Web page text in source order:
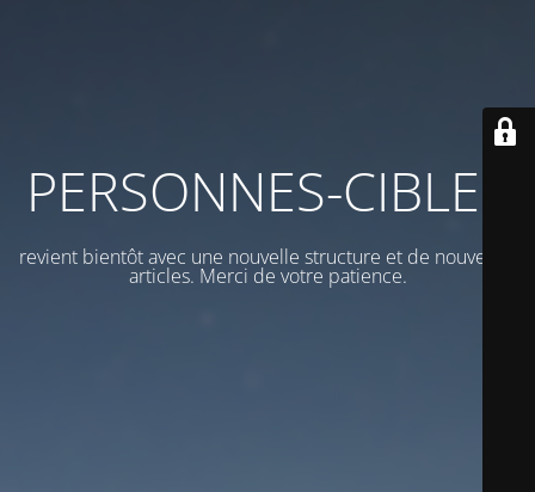
PERSONNES-CIBLES
revient bientôt avec une nouvelle structure et de nouveaux
articles. Merci de votre patience.